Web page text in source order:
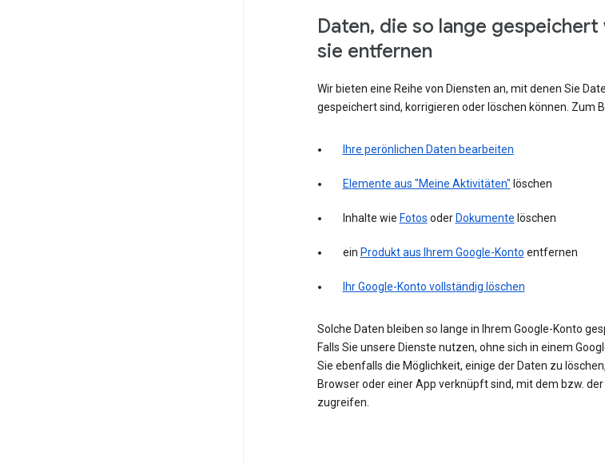
Daten, die so lange gespeichert
sie entfernen
Wir bieten eine Reihe von Diensten an, mit denen Sie
gespeichert sind, korrigieren oder löschen können. Zum
Ihre perönlichen Daten bearbeiten
Elemente aus "Meine Aktivitäten" löschen
Inhalte wie Fotos oder Dokumente löschen
ein Produkt aus Ihrem Google-Konto entfernen
Ihr Google-Konto vollständig löschen
Solche Daten bleiben so lange in Ihrem Google-Konto
Falls Sie unsere Dienste nutzen, ohne sich in einem
Sie ebenfalls die Möglichkeit, einige der Daten zu
Browser oder einer App verknüpft sind, mit dem bzw.
zugreifen.